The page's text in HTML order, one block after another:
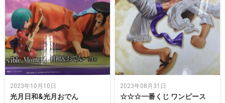
2023年10月10日
光月日和&光月おでん
2023年08月31日
☆☆☆一番くじ ワンピース